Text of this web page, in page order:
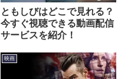
ともしびはどこで見れる？
今すぐ視聴できる動画配信
サービスを紹介！
映画